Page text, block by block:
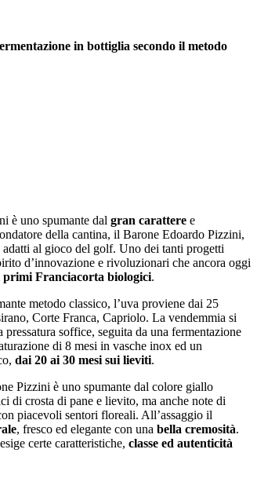
in bottiglia secondo il metodo
è uno spumante dal gran caratteree
della cantina, il Barone Edoardo Pizzini,
al gioco del golf. Uno dei tanti progetti
d’innovazione e rivoluzionari che ancora oggi
primi Franciacorta biologici.
metodo classico, l’uva proviene dai 25
Corte Franca, Capriolo. La vendemmia si
soffice, seguita da una fermentazione
di 8 mesi in vasche inox ed un
dai 20 ai 30 mesi sui lieviti.
Pizzini è uno spumante dal colore giallo
di crosta di pane e lievito, ma anche note di
piacevoli sentori floreali. All’assaggio il
, fresco ed elegante con una bella cremosità.
certe caratteristiche, classe ed autenticità